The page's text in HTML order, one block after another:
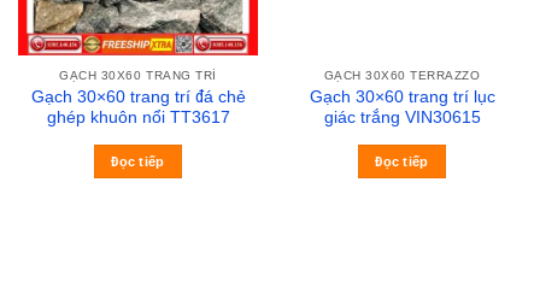
GẠCH 30X60 TRANG TRÍ
Gạch 30×60 trang trí đá chẻ
ghép khuôn nổi TT3617
Đọc tiếp
GẠCH 30X60 TERRAZZO
Gạch 30×60 trang trí lục
giác trắng VIN30615
Đọc tiếp